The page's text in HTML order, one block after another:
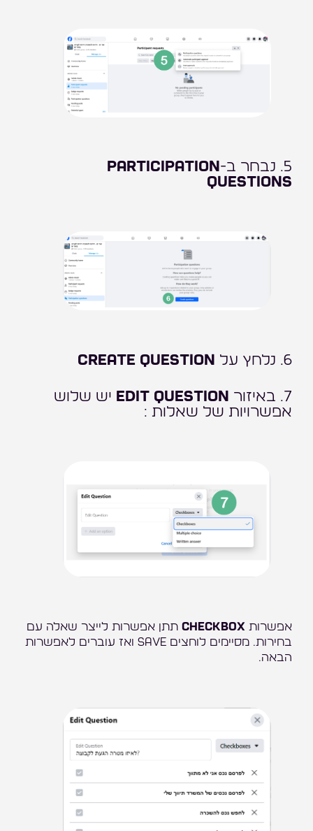
5. נבחר ב-
Participation
questions
6. נלחץ על Create Question
7. באיזור Edit Question יש שלוש
אפשרויות של שאלות :
אפשרות CHECKBOX תתן אפשרות לייצר שאלה עם
בחירות. מסיימים לוחצים SAVE ואז עוברים לאפשרות
הבאה.